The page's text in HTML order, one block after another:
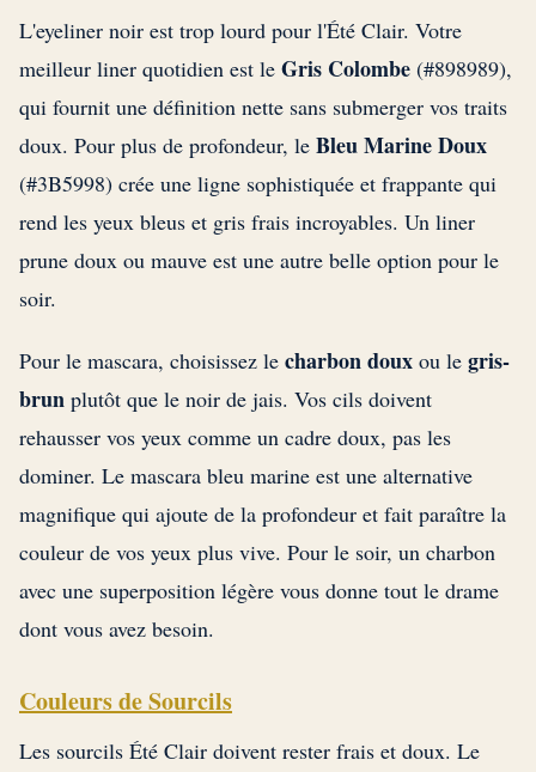
L'eyeliner noir est trop lourd pour l'Été Clair. Votre
meilleur liner quotidien est le Gris Colombe (#898989),
qui fournit une définition nette sans submerger vos traits
doux. Pour plus de profondeur, le Bleu Marine Doux
(#3B5998) crée une ligne sophistiquée et frappante qui
rend les yeux bleus et gris frais incroyables. Un liner
prune doux ou mauve est une autre belle option pour le
soir.
Pour le mascara, choisissez le charbon doux ou le gris-
brun plutôt que le noir de jais. Vos cils doivent
rehausser vos yeux comme un cadre doux, pas les
dominer. Le mascara bleu marine est une alternative
magnifique qui ajoute de la profondeur et fait paraître la
couleur de vos yeux plus vive. Pour le soir, un charbon
avec une superposition légère vous donne tout le drame
dont vous avez besoin.
Couleurs de Sourcils
Les sourcils Été Clair doivent rester frais et doux. Le